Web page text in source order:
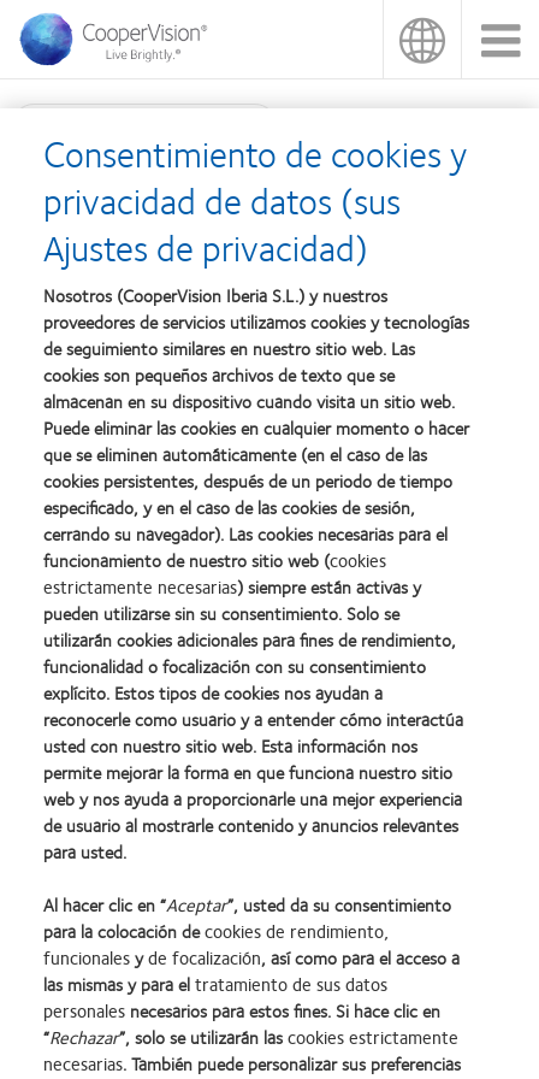
Pasar
contenido
principal
Catálogo
Haga clicaquípara descargarse nuestro catálogo de productos y
servicios más actualizado.
Learn
more
about
Premio
Silmo
d’Or
al
mejor
producto
con
MyDay™
Learn
more
about
2012
y
2010:
Mejor
empresa
para
el
desarrollo
del
liderazgo
Learn
more
about
2011:
Premios
a
la
mejor
fabricación
(2011)
Learn
more
about
2011:
Premio
a
la
salud
(2011)
Learn
more
about
2012:
Premio
Manufacturing
Leadership
100
(ML
100)
(2012)
Learn
more
about
2012
Premio
REBRAND
100®
(2012)
Learn
more
about
Premio
de
la
Industria
de
la
BCLA
Nuestros productos
Noticias
Contacto
Política de privacidad
Contacto
Web del usuario
Condiciones
Gestionar preferencias de
cookies
Nuestro equipo
España (Spain)
© 2026CooperVision |
Parte deCooperCompanies
Consentimiento de cookies y
privacidad de datos (sus
Ajustes de privacidad)
Nosotros (CooperVision Iberia S.L.) y nuestros
proveedores de servicios utilizamos cookies y tecnologías
de seguimiento similares en nuestro sitio web. Las
cookies son pequeños archivos de texto que se
almacenan en su dispositivo cuando visita un sitio web.
Puede eliminar las cookies en cualquier momento o hacer
que se eliminen automáticamente (en el caso de las
cookies persistentes, después de un periodo de tiempo
especificado, y en el caso de las cookies de sesión,
cerrando su navegador). Las cookies necesarias para el
funcionamiento de nuestro sitio web (cookies
estrictamente necesarias) siempre están activas y
pueden utilizarse sin su consentimiento. Solo se
utilizarán cookies adicionales para fines de rendimiento,
funcionalidad o focalización con su consentimiento
explícito. Estos tipos de cookies nos ayudan a
reconocerle como usuario y a entender cómo interactúa
usted con nuestro sitio web. Esta información nos
permite mejorar la forma en que funciona nuestro sitio
web y nos ayuda a proporcionarle una mejor experiencia
de usuario al mostrarle contenido y anuncios relevantes
para usted.
Al hacer clic en “Aceptar”, usted da su consentimiento
para la colocación decookies de rendimiento,
funcionalesyde focalización, así como para el acceso a
las mismas y para eltratamiento de sus datos
personales necesarios para estos fines. Si hace clic en
“Rechazar”, solo se utilizarán lascookies estrictamente
necesarias. También puede personalizar sus preferencias